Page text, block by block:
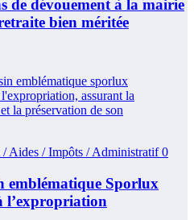
de dévouement à la mairie
bien méritée
/ Aides / Impôts / Administratif0
emblématique Sporlux
l’expropriation